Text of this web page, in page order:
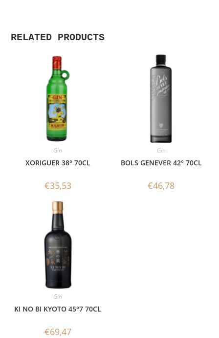
RELATED PRODUCTS
Gin
XORIGUER 38° 70CL
€35,53
Gin
BOLS GENEVER 42° 70CL
€46,78
Gin
KI NO BI KYOTO 45°7 70CL
€69,47